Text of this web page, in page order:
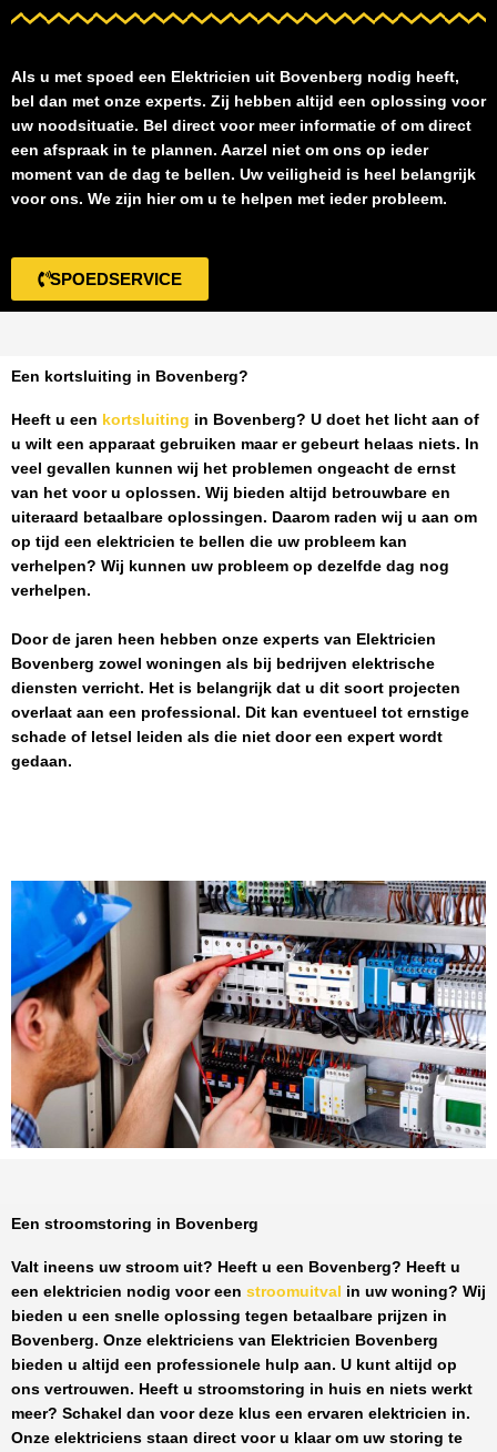
Als u met spoed een Elektricien uit Bovenberg nodig heeft,
bel dan met onze experts. Zij hebben altijd een oplossing voor
uw noodsituatie. Bel direct voor meer informatie of om direct
een afspraak in te plannen. Aarzel niet om ons op ieder
moment van de dag te bellen. Uw veiligheid is heel belangrijk
voor ons. We zijn hier om u te helpen met ieder probleem.
SPOEDSERVICE
Een kortsluiting in Bovenberg?
Heeft u een kortsluiting in Bovenberg? U doet het licht aan of
u wilt een apparaat gebruiken maar er gebeurt helaas niets. In
veel gevallen kunnen wij het problemen ongeacht de ernst
van het voor u oplossen. Wij bieden altijd betrouwbare en
uiteraard betaalbare oplossingen. Daarom raden wij u aan om
op tijd een elektricien te bellen die uw probleem kan
verhelpen? Wij kunnen uw probleem op dezelfde dag nog
verhelpen.
Door de jaren heen hebben onze experts van Elektricien
Bovenberg zowel woningen als bij bedrijven elektrische
diensten verricht. Het is belangrijk dat u dit soort projecten
overlaat aan een professional. Dit kan eventueel tot ernstige
schade of letsel leiden als die niet door een expert wordt
gedaan.
Een stroomstoring in Bovenberg
Valt ineens uw stroom uit? Heeft u een Bovenberg? Heeft u
een elektricien nodig voor een stroomuitval in uw woning? Wij
bieden u een snelle oplossing tegen betaalbare prijzen in
Bovenberg. Onze elektriciens van Elektricien Bovenberg
bieden u altijd een professionele hulp aan. U kunt altijd op
ons vertrouwen. Heeft u stroomstoring in huis en niets werkt
meer? Schakel dan voor deze klus een ervaren elektricien in.
Onze elektriciens staan direct voor u klaar om uw storing te